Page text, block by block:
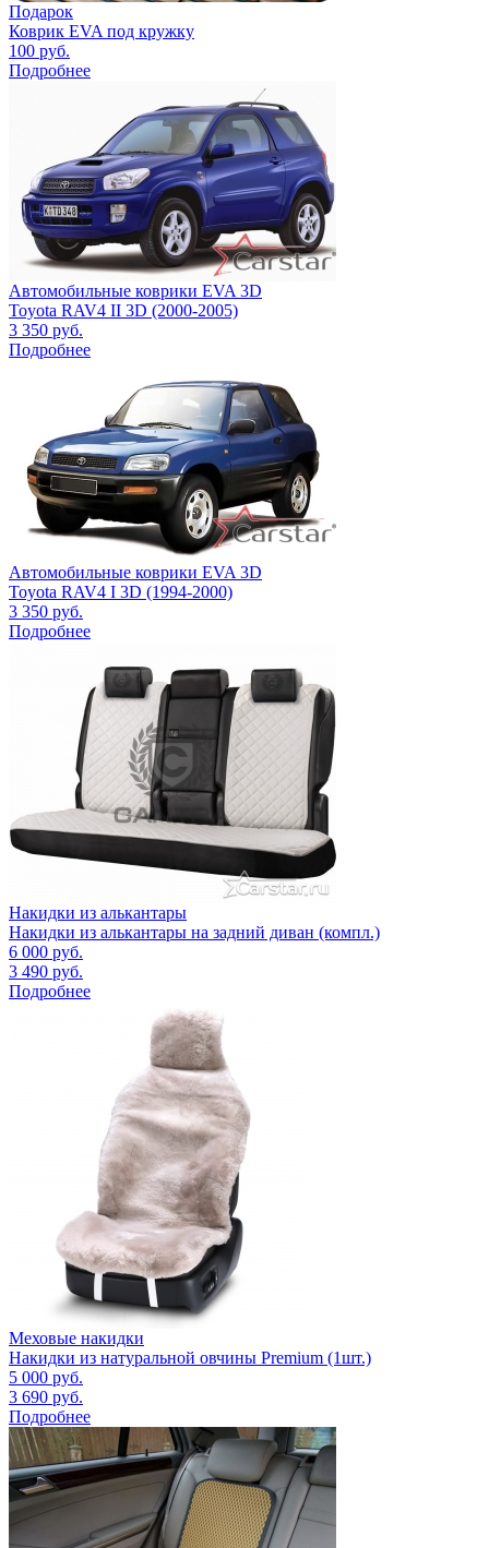
Подарок
Коврик EVA под кружку
100 руб.
Подробнее
Автомобильные коврики EVA 3D
Toyota RAV4 II 3D (2000-2005)
3 350 руб.
Подробнее
Автомобильные коврики EVA 3D
Toyota RAV4 I 3D (1994-2000)
3 350 руб.
Подробнее
Накидки из алькантары
Накидки из алькантары на задний диван (компл.)
6 000 руб.
3 490 руб.
Подробнее
Меховые накидки
Накидки из натуральной овчины Premium (1шт.)
5 000 руб.
3 690 руб.
Подробнее